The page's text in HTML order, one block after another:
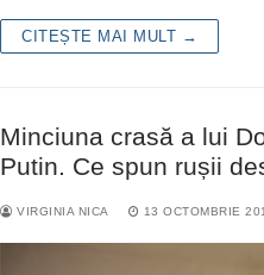
CITEȘTE MAI MULT →
Minciuna crasă a lui
Putin. Ce spun rușii
VIRGINIA NICA 13 OCTOMBRIE